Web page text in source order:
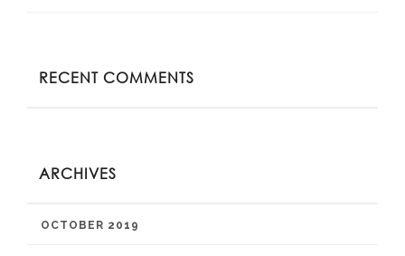
RECENT COMMENTS
ARCHIVES
OCTOBER 2019